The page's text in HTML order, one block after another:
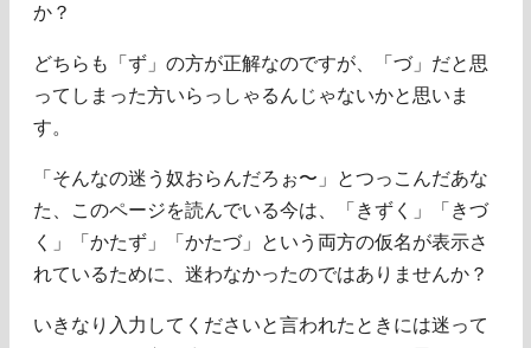
か？
どちらも「ず」の方が正解なのですが、「づ」だと思
ってしまった方いらっしゃるんじゃないかと思いま
す。
「そんなの迷う奴おらんだろぉ〜」とつっこんだあな
た、このページを読んでいる今は、「きずく」「きづ
く」「かたず」「かたづ」という両方の仮名が表示さ
れているために、迷わなかったのではありませんか？
いきなり入力してくださいと言われたときには迷って